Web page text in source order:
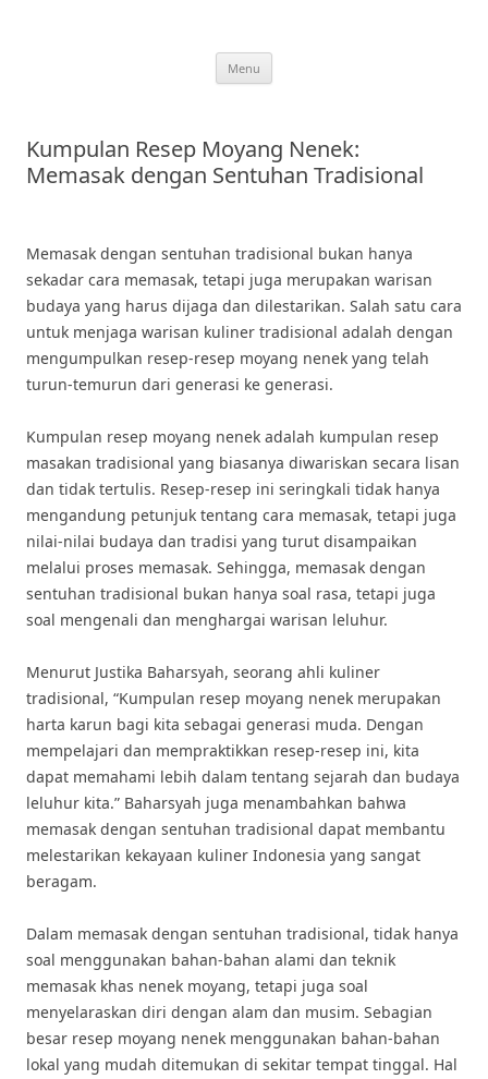
Menu
Kumpulan Resep Moyang Nenek:
Memasak dengan Sentuhan Tradisional
Memasak dengan sentuhan tradisional bukan hanya
sekadar cara memasak, tetapi juga merupakan warisan
budaya yang harus dijaga dan dilestarikan. Salah satu cara
untuk menjaga warisan kuliner tradisional adalah dengan
mengumpulkan resep-resep moyang nenek yang telah
turun-temurun dari generasi ke generasi.
Kumpulan resep moyang nenek adalah kumpulan resep
masakan tradisional yang biasanya diwariskan secara lisan
dan tidak tertulis. Resep-resep ini seringkali tidak hanya
mengandung petunjuk tentang cara memasak, tetapi juga
nilai-nilai budaya dan tradisi yang turut disampaikan
melalui proses memasak. Sehingga, memasak dengan
sentuhan tradisional bukan hanya soal rasa, tetapi juga
soal mengenali dan menghargai warisan leluhur.
Menurut Justika Baharsyah, seorang ahli kuliner
tradisional, “Kumpulan resep moyang nenek merupakan
harta karun bagi kita sebagai generasi muda. Dengan
mempelajari dan mempraktikkan resep-resep ini, kita
dapat memahami lebih dalam tentang sejarah dan budaya
leluhur kita.” Baharsyah juga menambahkan bahwa
memasak dengan sentuhan tradisional dapat membantu
melestarikan kekayaan kuliner Indonesia yang sangat
beragam.
Dalam memasak dengan sentuhan tradisional, tidak hanya
soal menggunakan bahan-bahan alami dan teknik
memasak khas nenek moyang, tetapi juga soal
menyelaraskan diri dengan alam dan musim. Sebagian
besar resep moyang nenek menggunakan bahan-bahan
lokal yang mudah ditemukan di sekitar tempat tinggal. Hal